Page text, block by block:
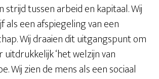
strijd tussen arbeid en kapitaal. Wij
als een afspiegeling van een
Wij draaien dit uitgangspunt om
‘het welzijn van
Wij zien de mens als een sociaal